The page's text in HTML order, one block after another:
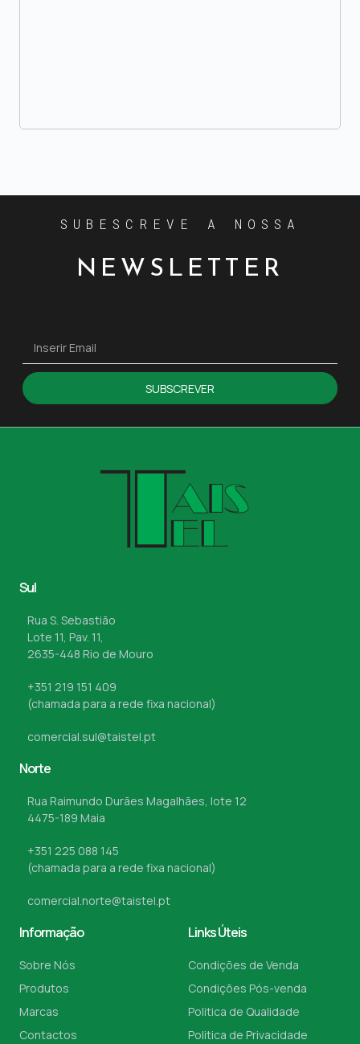
SUBESCREVE A NOSSA
NEWSLETTER
SUBSCREVER
Sul
Rua S. Sebastião
Lote 11, Pav. 11,
2635-448 Rio de Mouro
+351 219 151 409
(chamada para a rede fixa nacional)
comercial.sul@taistel.pt
Norte
Rua Raimundo Durães Magalhães, lote 12
4475-189 Maia
+351 225 088 145
(chamada para a rede fixa nacional)
comercial.norte@taistel.pt
Informação
Sobre Nós
Produtos
Marcas
Contactos
Links Úteis
Condições de Venda
Condições Pós-venda
Politica de Qualidade
Politica de Privacidade